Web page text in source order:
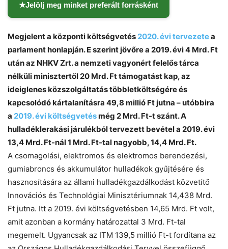
★Jelölj meg minket preferált forrásként
Megjelent a központi költségvetés 2020. évi tervezetea
parlament honlapján. E szerint jövőre a 2019. évi 4 Mrd. Ft
után az NHKV Zrt. a nemzeti vagyonért felelős tárca
nélküli minisztertől 20 Mrd. Ft támogatást kap, az
ideiglenes közszolgáltatás többletköltségére és
kapcsolódó kártalanításra 49,8 millió Ft jutna – utóbbira
a 2019. évi költségvetésmég 2 Mrd. Ft-t szánt. A
hulladéklerakási járulékból tervezett bevétel a 2019. évi
13,4 Mrd. Ft-nál 1 Mrd. Ft-tal nagyobb, 14,4 Mrd. Ft.
A csomagolási, elektromos és elektromos berendezési,
gumiabroncs és akkumulátor hulladékok gyűjtésére és
hasznosítására az állami hulladékgazdálkodást közvetítő
Innovációs és Technológiai Minisztériumnak 14,438 Mrd.
Ft jutna. Itt a 2019. évi költségvetésben 14,65 Mrd. Ft volt,
amit azonban a kormány határozattal 3 Mrd. Ft-tal
megemelt. Ugyancsak az ITM 139,5 millió Ft-t fordítana az
Helló! Miben segíthetek ma?